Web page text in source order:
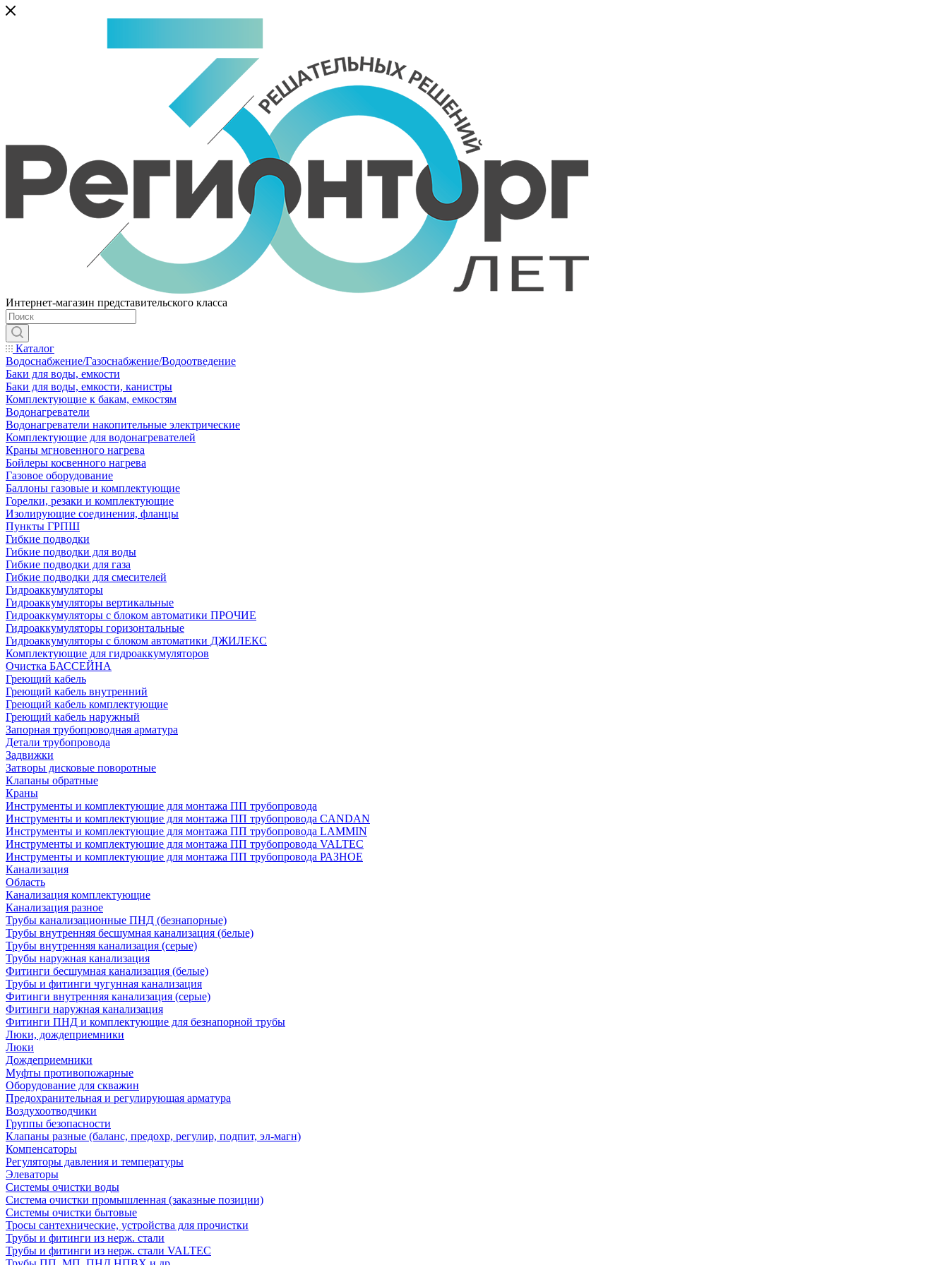
Интернет-магазин представительского класса
Каталог
Водоснабжение/Газоснабжение/Водоотведение
Баки для воды, емкости
Баки для воды, емкости, канистры
Комплектующие к бакам, емкостям
Водонагреватели
Водонагреватели накопительные электрические
Комплектующие для водонагревателей
Краны мгновенного нагрева
Бойлеры косвенного нагрева
Газовое оборудование
Баллоны газовые и комплектующие
Горелки, резаки и комплектующие
Изолирующие соединения, фланцы
Пункты ГРПШ
Гибкие подводки
Гибкие подводки для воды
Гибкие подводки для газа
Гибкие подводки для смесителей
Гидроаккумуляторы
Гидроаккумуляторы вертикальные
Гидроаккумуляторы с блоком автоматики ПРОЧИЕ
Гидроаккумуляторы горизонтальные
Гидроаккумуляторы с блоком автоматики ДЖИЛЕКС
Комплектующие для гидроаккумуляторов
Очистка БАССЕЙНА
Греющий кабель
Греющий кабель внутренний
Греющий кабель комплектующие
Греющий кабель наружный
Запорная трубопроводная арматура
Детали трубопровода
Задвижки
Затворы дисковые поворотные
Клапаны обратные
Краны
Инструменты и комплектующие для монтажа ПП трубопровода
Инструменты и комплектующие для монтажа ПП трубопровода CANDAN
Инструменты и комплектующие для монтажа ПП трубопровода LAMMIN
Инструменты и комплектующие для монтажа ПП трубопровода VALTEC
Инструменты и комплектующие для монтажа ПП трубопровода РАЗНОЕ
Канализация
Область
Канализация комплектующие
Канализация разное
Трубы канализационные ПНД (безнапорные)
Трубы внутренняя бесшумная канализация (белые)
Трубы внутренняя канализация (серые)
Трубы наружная канализация
Фитинги бесшумная канализация (белые)
Трубы и фитинги чугунная канализация
Фитинги внутренняя канализация (серые)
Фитинги наружная канализация
Фитинги ПНД и комплектующие для безнапорной трубы
Люки, дождеприемники
Люки
Дождеприемники
Муфты противопожарные
Оборудование для скважин
Предохранительная и регулирующая арматура
Воздухоотводчики
Группы безопасности
Клапаны разные (баланс, предохр, регулир, подпит, эл-магн)
Компенсаторы
Регуляторы давления и температуры
Элеваторы
Системы очистки воды
Система очистки промышленная (заказные позиции)
Системы очистки бытовые
Тросы сантехнические, устройства для прочистки
Трубы и фитинги из нерж. стали
Трубы и фитинги из нерж. стали VALTEC